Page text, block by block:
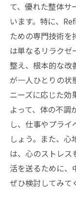
て、優れた整体サ
います。特に、
ための専門技術を
は単なるリラクゼ
整え、根本的な改
が一人ひとりの状
ニーズに応じた効
よって、体の不調
し、仕事やプラ
しょう。また、
は、心のストレス
活を送るために、
ぜひ検討してみて